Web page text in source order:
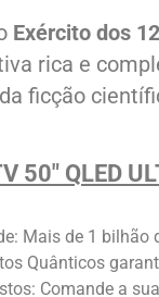
Exército dos
rica e
ficção
50" QLED
Mais de 1 bilhão
Quânticos
Comande a